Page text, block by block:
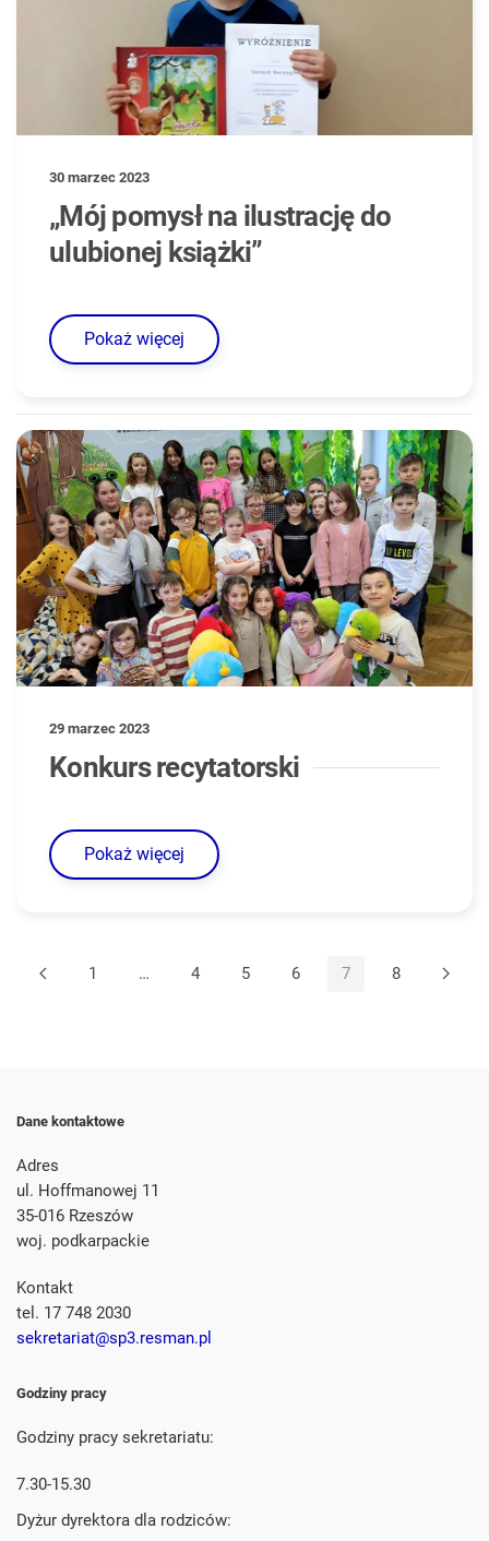
30 marzec 2023
„Mój pomysł na ilustrację do
ulubionej książki”
Pokaż więcej
29 marzec 2023
Konkurs recytatorski
Pokaż więcej
1 … 4 5 6 7 8
Dane kontaktowe
Adres
ul. Hoffmanowej 11
35-016 Rzeszów
woj. podkarpackie
Kontakt
tel. 17 748 2030
sekretariat@sp3.resman.pl
Godziny pracy
Godziny pracy sekretariatu:
7.30-15.30
Dyżur dyrektora dla rodziców: